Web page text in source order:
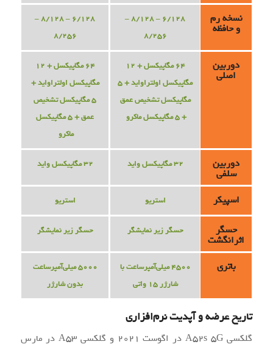
نسخه رم
و حافظه
6/128 – 8/128 –
8/256
6/128 – 8/128 –
8/256
دوربین
اصلی
64 مگاپیکسل + 12
مگاپیکسل اولتراواید + 5
مگاپیکسل تشخیص عمق
+ 5 مگاپیکسل ماکرو
64 مگاپیکسل + 12
مگاپیکسل اولتراواید +
5 مگاپیکسل تشخیص
عمق + 5 مگاپیکسل
ماکرو
دوربین
سلفی
32 مگاپیکسل واید 32 مگاپیکسل واید
اسپیکر استریو استریو
حسگر
اثرانگشت
حسگر زیر نمایشگر حسگر زیر نمایشگر
باتری
4500 میلی‌آمپرساعت با
شارژر 15 واتی
5000 میلی‌آمپرساعت
بدون شارژر
تاریخ عرضه و آپدیت نرم‌افزاری
گلکسی A52s 5G در اگوست 2021 و گلکسی A53 در مارس